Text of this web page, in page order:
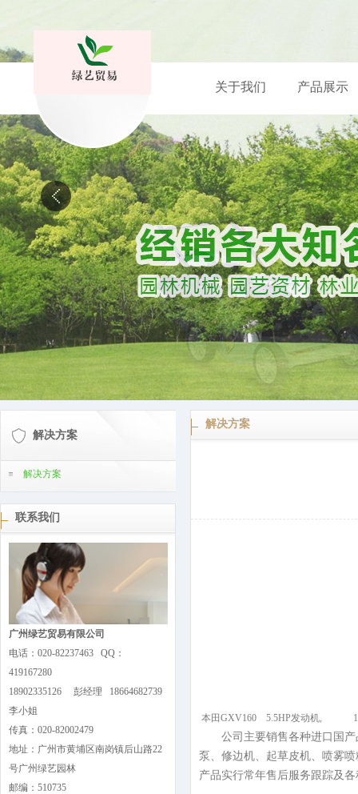
关于我们 产品展示
解决方案
解决方案
联系我们
广州绿艺贸易有限公司
电话：020-82237463 QQ：
419167280
18902335126 彭经理 18664682739
李小姐
传真：020-82002479
地址：广州市黄埔区南岗镇后山路22
号广州绿艺园林
邮编：510735
解决方案
本田GXV160 5.5HP发动机
公司主要销售各种进口国产
泵、修边机、 起草皮机、喷雾
产品实行常年售后服务跟踪及